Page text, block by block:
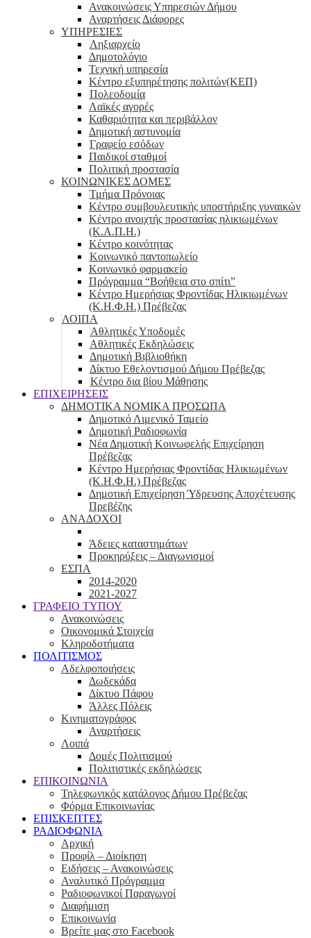
Ανακοινώσεις Υπηρεσιών Δήμου
Αναρτήσεις Διάφορες
ΥΠΗΡΕΣΙΕΣ
Ληξιαρχείο
Δημοτολόγιο
Τεχνική υπηρεσία
Κέντρο εξυπηρέτησης πολιτών(ΚΕΠ)
Πολεοδομία
Λαϊκές αγορές
Καθαριότητα και περιβάλλον
Δημοτική αστυνομία
Γραφείο εσόδων
Παιδικοί σταθμοί
Πολιτική προστασία
ΚΟΙΝΩΝΙΚΕΣ ΔΟΜΕΣ
Τμήμα Πρόνοιας
Κέντρο συμβουλευτικής υποστήριξης γυναικών
Κέντρο ανοιχτής προστασίας ηλικιωμένων
(Κ.Α.Π.Η.)
Κέντρο κοινότητας
Κοινωνικό παντοπωλείο
Kοινωνικό φαρμακείο
Πρόγραμμα “Βοήθεια στο σπίτι”
Κέντρο Ημερήσιας Φροντίδας Ηλικιωμένων
(Κ.Η.Φ.Η.) Πρέβεζας
ΛΟΙΠΑ
Αθλητικές Υποδομές
Αθλητικές Εκδηλώσεις
Δημοτική Βιβλιοθήκη
Δίκτυο Εθελοντισμού Δήμου Πρέβεζας
Κέντρο δια βίου Μάθησης
ΕΠΙΧΕΙΡΗΣΕΙΣ
ΔΗΜΟΤΙΚΑ ΝΟΜΙΚΑ ΠΡΟΣΩΠΑ
Δημοτικό Λιμενικό Ταμείο
Δημοτική Ραδιοφωνία
Νέα Δημοτική Κοινωφελής Επιχείρηση
Πρέβεζας
Κέντρο Ημερήσιας Φροντίδας Ηλικιωμένων
(Κ.Η.Φ.Η.) Πρέβεζας
Δημοτική Επιχείρηση Ύδρευσης Αποχέτευσης
Πρεβέζης
ΑΝΑΔΟΧΟΙ
Άδειες καταστημάτων
Προκηρύξεις – Διαγωνισμοί
ΕΣΠΑ
2014-2020
2021-2027
ΓΡΑΦΕΙΟ ΤΥΠΟΥ
Ανακοινώσεις
Οικονομικά Στοιχεία
Κληροδοτήματα
ΠΟΛΙΤΙΣΜΟΣ
Αδελφοποιήσεις
Δωδεκάδα
Δίκτυο Πάφου
Άλλες Πόλεις
Κινηματογράφος
Αναρτήσεις
Λοιπά
Δομές Πολιτισμού
Πολιτιστικές εκδηλώσεις
ΕΠΙΚΟΙΝΩΝΙΑ
Τηλεφωνικός κατάλογος Δήμου Πρέβεζας
Φόρμα Eπικοινωνίας
ΕΠΙΣΚΕΠΤΕΣ
ΡΑΔΙΟΦΩΝΙΑ
Αρχική
Προφίλ – Διοίκηση
Ειδήσεις – Ανακοινώσεις
Αναλυτικό Πρόγραμμα
Ραδιοφωνικοί Παραγωγοί
Διαφήμιση
Επικοινωνία
Βρείτε μας στο Facebook